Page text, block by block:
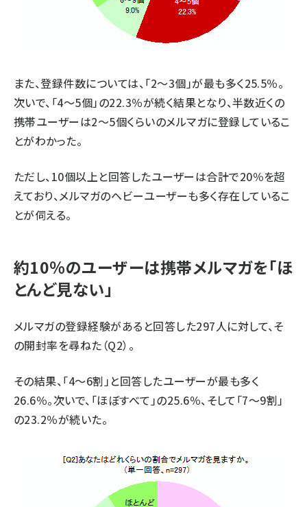
また、登録件数については、「2～3個」が最も多く25.5％。
次いで、「4～5個」の22.3％が続く結果となり、半数近くの
携帯ユーザーは2～5個くらいのメルマガに登録しているこ
とがわかった。
ただし、10個以上と回答したユーザーは合計で20％を超
えており、メルマガのヘビーユーザーも多く存在しているこ
とが伺える。
約10％のユーザーは携帯メルマガを「ほ
とんど見ない」
メルマガの登録経験があると回答した297人に対して、そ
の開封率を尋ねた（Q2）。
その結果、「4～6割」と回答したユーザーが最も多く
26.6％。次いで、「ほぼすべて」の25.6％、そして「7～9割」
の23.2％が続いた。